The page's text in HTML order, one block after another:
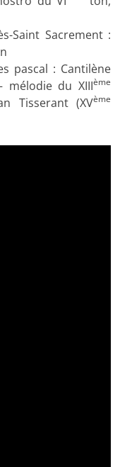
Saint Sacrement :
pascal : Cantilène
du XIIIème
Tisserant (XVème